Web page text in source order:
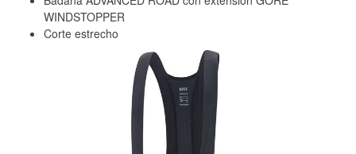
WINDSTOPPER
Corte estrecho